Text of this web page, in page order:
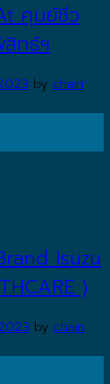
ศุนย์ชีว
ทธ์ฯ
by chain
Isuzu
)
by chain